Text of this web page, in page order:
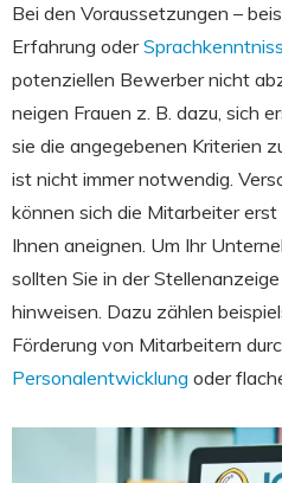
Bei den Voraussetzungen –
Erfahrung oder
potenziellen Bewerber nicht
neigen Frauen z. B. dazu, sich
sie die angegebenen Kriterien
ist nicht immer notwendig.
können sich die Mitarbeiter
Ihnen aneignen. Um Ihr
sollten Sie in der
hinweisen. Dazu zählen
Förderung von Mitarbeitern
Personalentwicklung oder